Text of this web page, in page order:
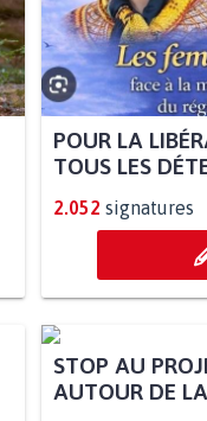
POUR LA
TOUS LES
2.052 signatures
STOP AU
AUTOUR DE